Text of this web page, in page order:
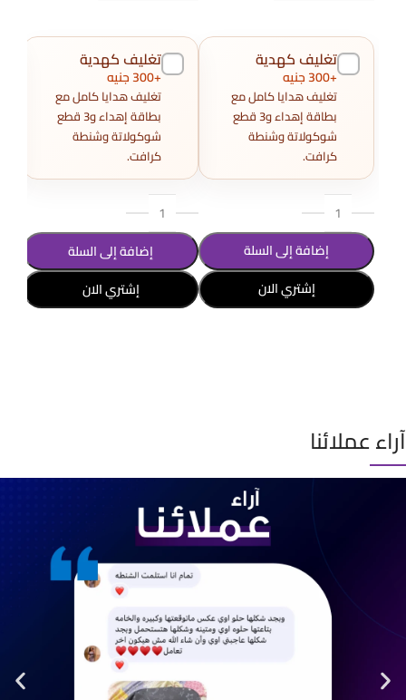
تغليف كهدية
+300 جنيه
تغليف هدايا كامل مع
بطاقة إهداء و3 قطع
شوكولاتة وشنطة
كرافت.
إضافة إلى السلة
إشتري الان
تغليف كهدية
+300 جنيه
تغليف هدايا كامل مع
بطاقة إهداء و3 قطع
شوكولاتة وشنطة
كرافت.
إضافة إلى السلة
إشتري الان
آراء عملائنا